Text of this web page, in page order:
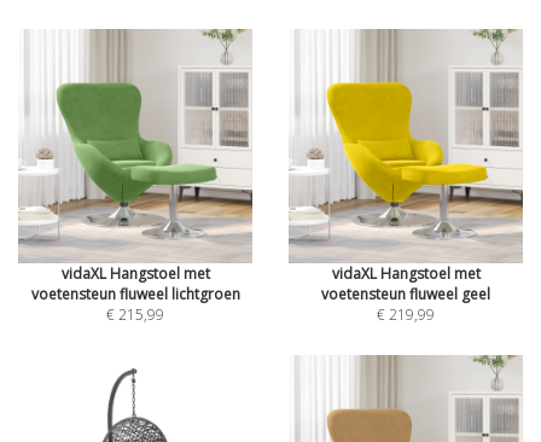
vidaXL Hangstoel met
voetensteun fluweel lichtgroen
€ 215,99
vidaXL Hangstoel met
voetensteun fluweel geel
€ 219,99